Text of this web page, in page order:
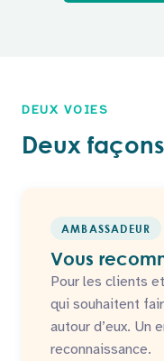
DEUX VOIES
Deux
AMBASSADEUR
Vous
Pour les clients
qui souhaitent
autour d’eux. Un
reconnaissance.